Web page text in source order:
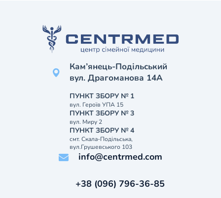
Кам’янець-Подільський
вул. Драгоманова 14А
ПУНКТ ЗБОРУ № 1
вул. Героїв УПА 15
ПУНКТ ЗБОРУ № 3
вул. Миру 2
ПУНКТ ЗБОРУ № 4
смт. Скала-Подільська,
вул.Грушевського 103
info@centrmed.com
+38 (096) 796-36-85